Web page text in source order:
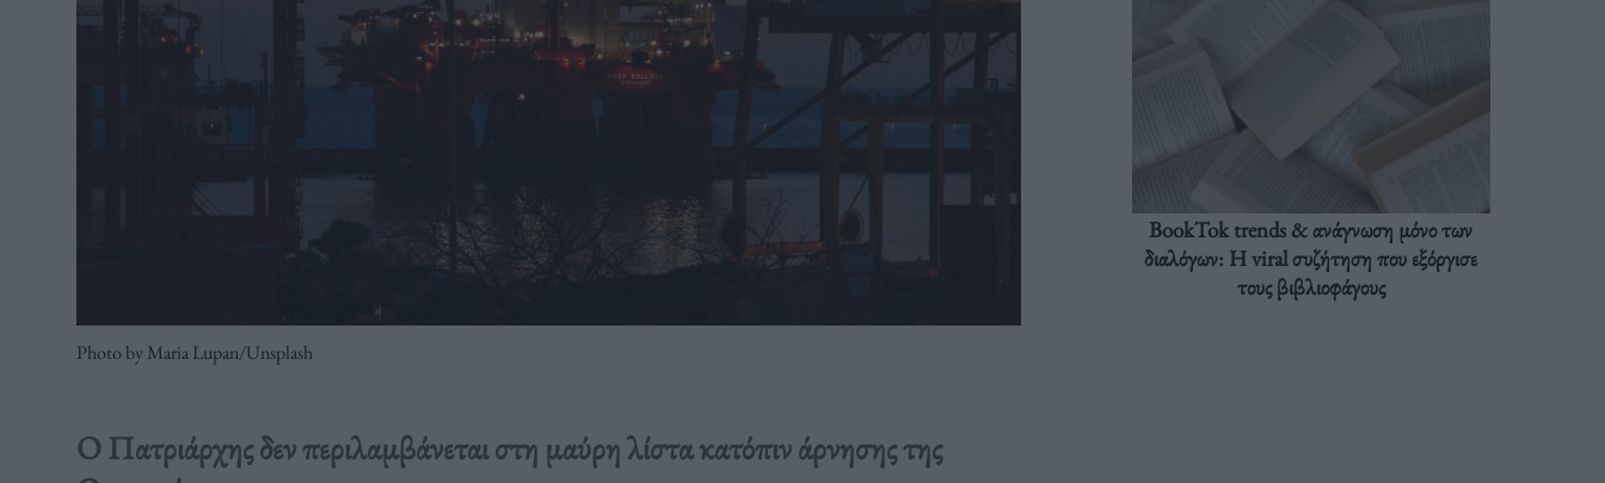
Photo by Maria Lupan/Unsplash
Ο Πατριάρχης δεν περιλαμβάνεται στη μαύρη λίστα κατόπιν άρνησης της
BookTok trends & ανάγνωση μόνο των
διαλόγων: Η viral συζήτηση που εξόργισε
τους βιβλιοφάγους